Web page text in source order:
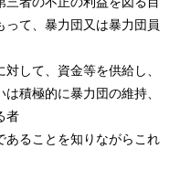
て、暴力団又は暴力団員
して、資金等を供給し、
積極的に暴力団の維持、
者
ることを知りながらこれ